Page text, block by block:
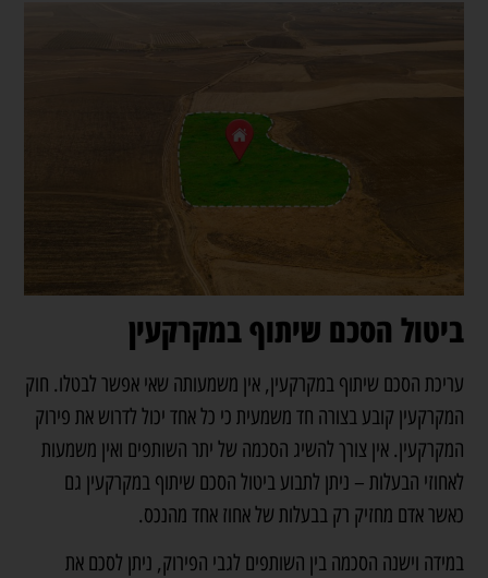
ביטול הסכם שיתוף במקרקעין
עריכת הסכם שיתוף במקרקעין, אין משמעותה שאי אפשר לבטלו. חוק
המקרקעין קובע בצורה חד משמעית כי כל אחד יכול לדרוש את פירוק
המקרקעין. אין צורך להשיג הסכמה של יתר השותפים ואין משמעות
לאחוזי הבעלות – ניתן לתבוע ביטול הסכם שיתוף במקרקעין גם
כאשר אדם מחזיק רק בבעלות של אחוז אחד מהנכס.
במידה וישנה הסכמה בין השותפים לגבי הפירוק, ניתן לסכם את